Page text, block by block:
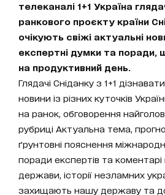
телеканалі 1+1 Україна
ранкового проєкту країни
очікують свіжі актуальні
експертні думки та
на продуктивний день.
Глядачі Сніданку з 1+1
новини із різних куточків
на ранок, обговорення
рубриці Актуальна тема,
ґрунтовні пояснення
поради експертів та
держави, історії незламних
захищають нашу державу та